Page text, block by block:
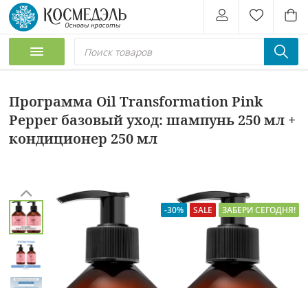
Программа Oil Transformation Pink
Pepper базовый уход: шампунь 250 мл +
кондиционер 250 мл
-30% SALE ЗАБЕРИ СЕГОДНЯ!